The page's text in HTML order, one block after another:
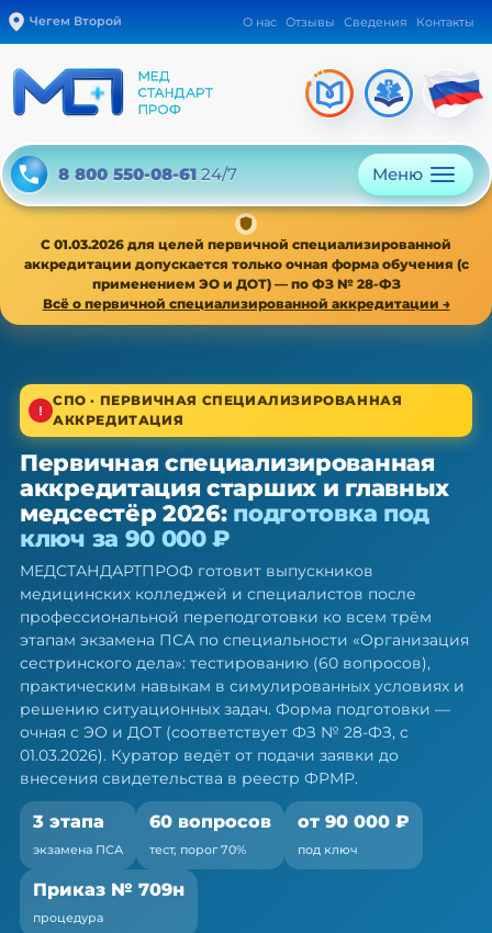
Чегем Второй О нас Отзывы Сведения Контакты
8 800 550-08-61 24/7 Меню
С 01.03.2026 для целей первичной специализированной
аккредитации допускается только очная форма обучения (с
применением ЭО и ДОТ) — по ФЗ № 28-ФЗ
Всё о первичной специализированной аккредитации →
СПО · первичная специализированная аккредитация
Первичная специализированная
аккредитация старших и главных
медсестёр — подготовка под
ключ
Готовим ко всем трём этапам экзамена ПСА: тест,
симуляция, ситуационные задачи
СПО · ПЕРВИЧНАЯ СПЕЦИАЛИЗИРОВАННАЯ
АККРЕДИТАЦИЯ
Первичная специализированная
аккредитация старших и главных
медсестёр 2026: подготовка под
ключ за 90 000 ₽
МЕДСТАНДАРТПРОФ готовит выпускников
медицинских колледжей и специалистов после
профессиональной переподготовки ко всем трём
этапам экзамена ПСА по специальности «Организация
сестринского дела»: тестированию (60 вопросов),
практическим навыкам в симулированных условиях и
решению ситуационных задач. Форма подготовки —
очная с ЭО и ДОТ (соответствует ФЗ № 28-ФЗ, с
01.03.2026). Куратор ведёт от подачи заявки до
внесения свидетельства в реестр ФРМР.
3 этапа
экзамена ПСА
60 вопросов
тест, порог 70%
от 90 000 ₽
под ключ
Приказ № 709н
процедура